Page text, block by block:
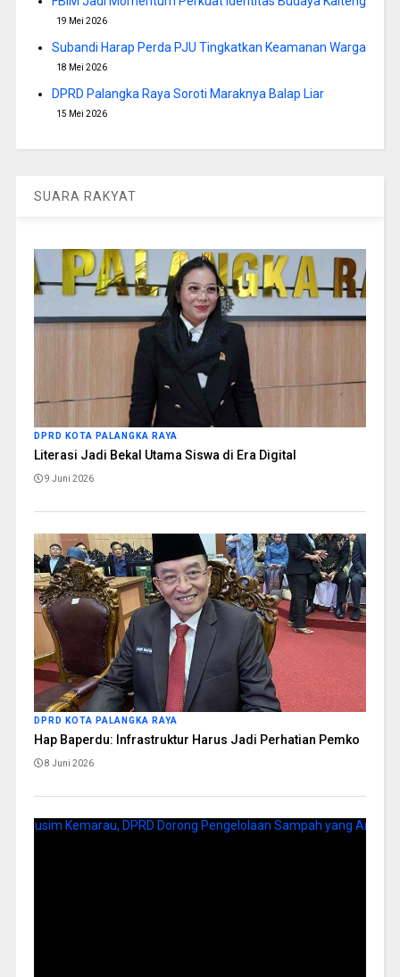
19 Mei 2026
Subandi Harap Perda PJU Tingkatkan Keamanan Warga
18 Mei 2026
DPRD Palangka Raya Soroti Maraknya Balap Liar
15 Mei 2026
SUARA RAKYAT
DPRD KOTA PALANGKA RAYA
Literasi Jadi Bekal Utama Siswa di Era Digital
9 Juni 2026
DPRD KOTA PALANGKA RAYA
Hap Baperdu: Infrastruktur Harus Jadi Perhatian Pemko
8 Juni 2026